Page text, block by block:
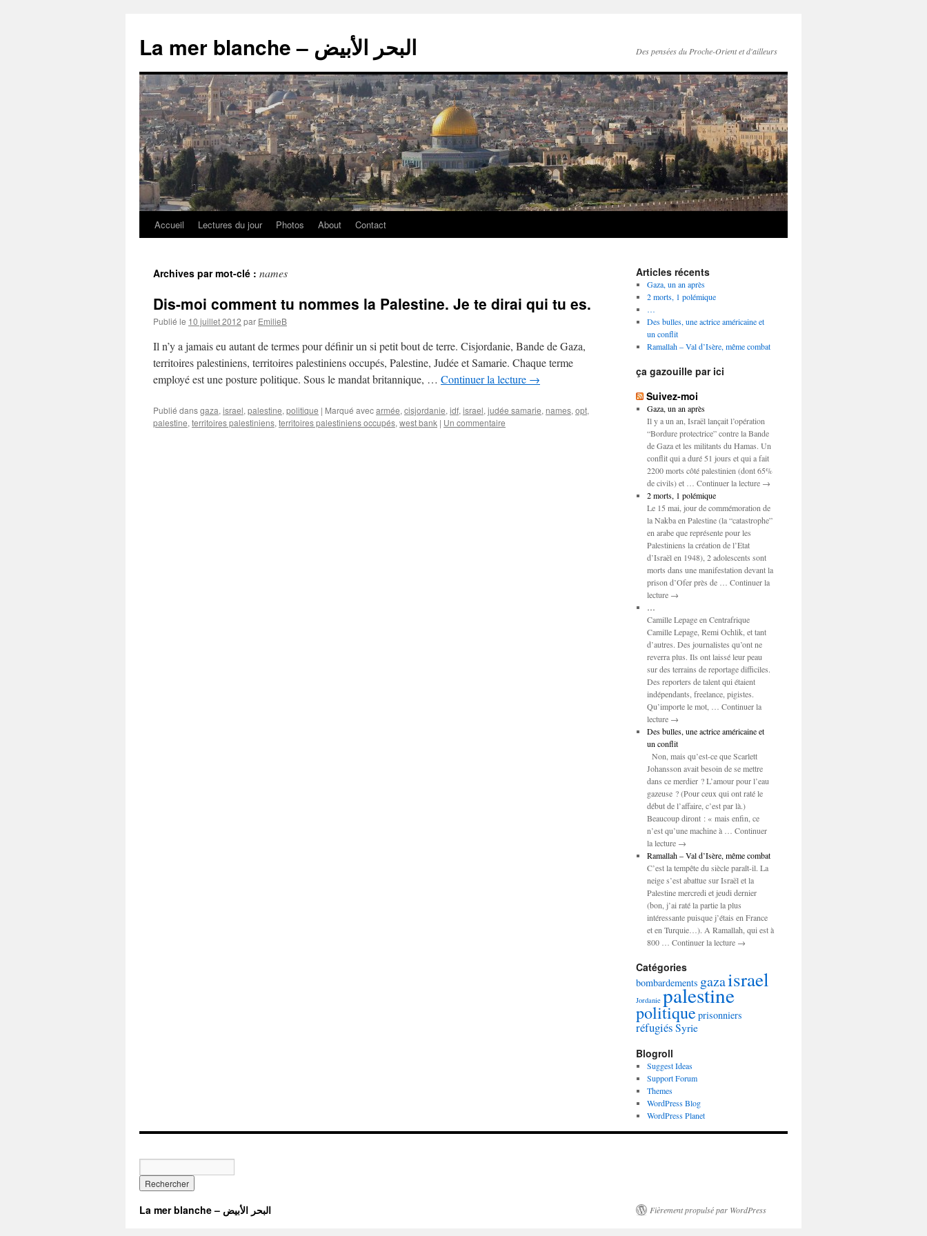
La mer blanche – البحر الأبيض Des pensées du Proche-Orient et d'ailleurs
Accueil Lectures du jour Photos About Contact
Archives par mot-clé : names
Dis-moi comment tu nommes la Palestine. Je te dirai qui tu es.
Publié le 10 juillet 2012 par EmilieB
Il n’y a jamais eu autant de termes pour définir un si petit bout de terre. Cisjordanie, Bande de Gaza,
territoires palestiniens, territoires palestiniens occupés, Palestine, Judée et Samarie. Chaque terme
employé est une posture politique. Sous le mandat britannique, … Continuer la lecture →
Publié dansgaza, israel, palestine, politique | Marqué avecarmée, cisjordanie, idf, israel, judée samarie, names, opt,
palestine, territoires palestiniens, territoires palestiniens occupés, west bank | Un commentaire
Articles récents
Gaza, un an après
2 morts, 1 polémique
…
Des bulles, une actrice américaine et
un conflit
Ramallah – Val d’Isère, même combat
ça gazouille par ici
Suivez-moi
Gaza, un an après
Il y a un an, Israël lançait l’opération
“Bordure protectrice” contre la Bande
de Gaza et les militants du Hamas. Un
conflit qui a duré 51 jours et qui a fait
2200 morts côté palestinien (dont 65%
de civils) et … Continuer la lecture →
2 morts, 1 polémique
Le 15 mai, jour de commémoration de
la Nakba en Palestine (la “catastrophe”
en arabe que représente pour les
Palestiniens la création de l’Etat
d’Israël en 1948), 2 adolescents sont
morts dans une manifestation devant la
prison d’Ofer près de … Continuer la
lecture →
…
Camille Lepage en Centrafrique
Camille Lepage, Remi Ochlik, et tant
d’autres. Des journalistes qu’ont ne
reverra plus. Ils ont laissé leur peau
sur des terrains de reportage difficiles.
Des reporters de talent qui étaient
indépendants, freelance, pigistes.
Qu’importe le mot, … Continuer la
lecture →
Des bulles, une actrice américaine et
un conflit
Non, mais qu’est-ce que Scarlett
Johansson avait besoin de se mettre
dans ce merdier ? L’amour pour l’eau
gazeuse ? (Pour ceux qui ont raté le
début de l’affaire, c’est par là.)
Beaucoup diront : « mais enfin, ce
n’est qu’une machine à … Continuer
la lecture →
Ramallah – Val d’Isère, même combat
C’est la tempête du siècle paraît-il. La
neige s’est abattue sur Israël et la
Palestine mercredi et jeudi dernier
(bon, j’ai raté la partie la plus
intéressante puisque j’étais en France
et en Turquie…). A Ramallah, qui est à
800 … Continuer la lecture →
Catégories
bombardements gazaisrael
Jordanie palestine
politique prisonniers
réfugiés Syrie
Blogroll
Suggest Ideas
Support Forum
Themes
WordPress Blog
WordPress Planet
La mer blanche – البحر الأبيض Fièrement propulsé par WordPress